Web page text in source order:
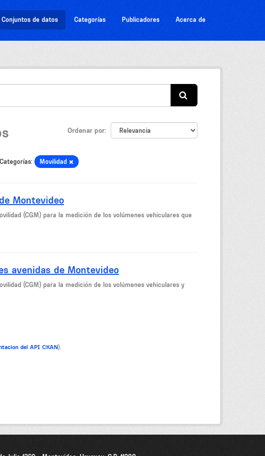
Conjuntos de datos Categorías Publicadores Acerca de
Ordenar por
Categorías: Movilidad
Montevideo
(CGM) para la medición de los volúmenes vehiculares que
avenidas de Montevideo
(CGM) para la medición de los volúmenes vehiculares y
del API CKAN).